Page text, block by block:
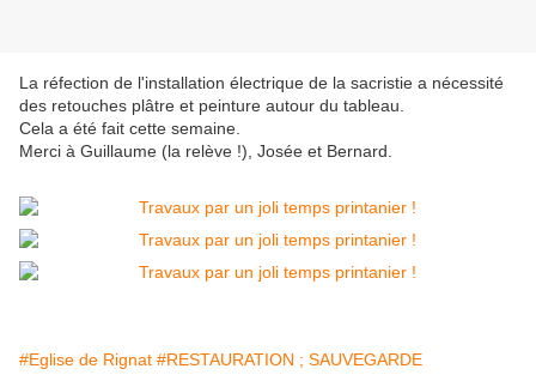
La réfection de l'installation électrique de la sacristie a nécessité
des retouches plâtre et peinture autour du tableau.
Cela a été fait cette semaine.
Merci à Guillaume (la relève !), Josée et Bernard.
#Eglise de Rignat #RESTAURATION ; SAUVEGARDE